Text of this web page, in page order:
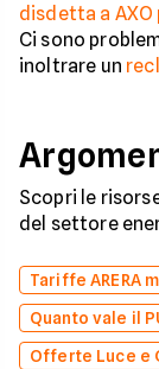
disdetta a AXO
Ci sono
inoltrare un
Scopri le
del settore
Tariffe ARERA
Quanto vale il
Offerte Luce e